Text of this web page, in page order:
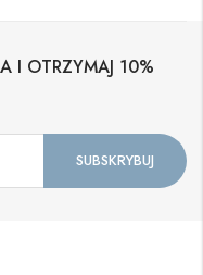
I OTRZYMAJ 10%